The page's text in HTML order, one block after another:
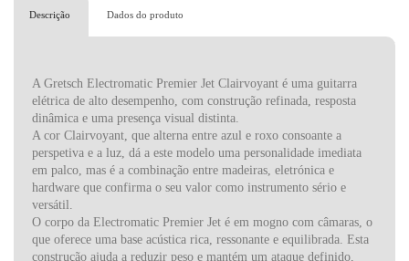
Descrição Dados do produto
A Gretsch Electromatic Premier Jet Clairvoyant é uma guitarra
elétrica de alto desempenho, com construção refinada, resposta
dinâmica e uma presença visual distinta.
A cor Clairvoyant, que alterna entre azul e roxo consoante a
perspetiva e a luz, dá a este modelo uma personalidade imediata
em palco, mas é a combinação entre madeiras, eletrónica e
hardware que confirma o seu valor como instrumento sério e
versátil.
O corpo da Electromatic Premier Jet é em mogno com câmaras, o
que oferece uma base acústica rica, ressonante e equilibrada. Esta
construção ajuda a reduzir peso e mantém um ataque definido,